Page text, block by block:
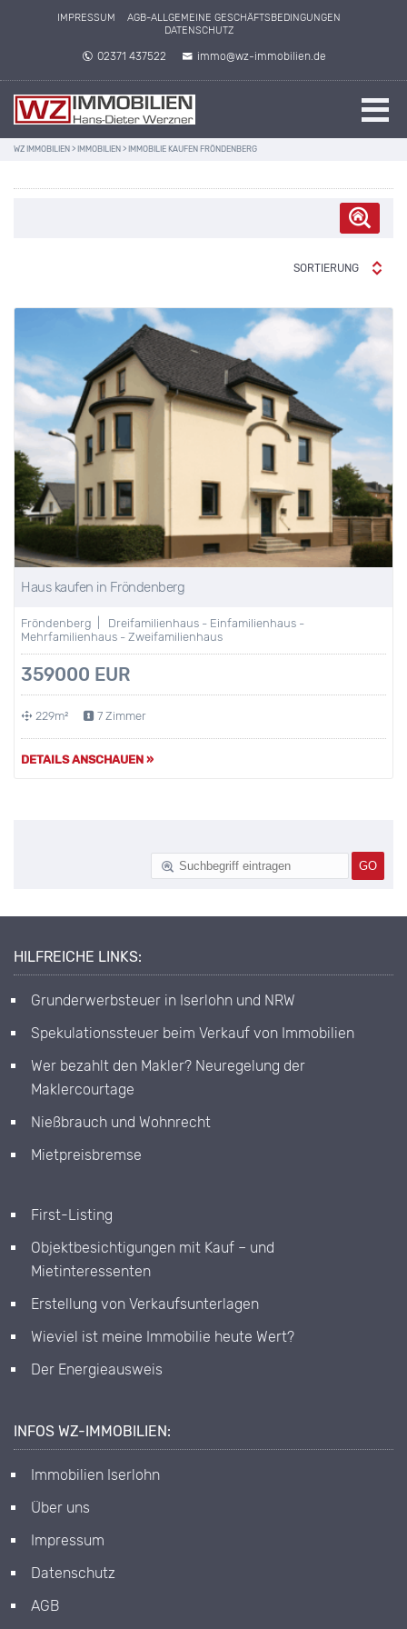
IMPRESSUM
AGB-ALLGEMEINE GESCHÄFTSBEDINGUNGEN
DATENSCHUTZ
02371 437522 immo@wz-immobilien.de
WZ IMMOBILIEN > IMMOBILIEN > IMMOBILIE KAUFEN FRÖNDENBERG
SORTIERUNG
Haus kaufen in Fröndenberg
Fröndenberg | Dreifamilienhaus - Einfamilienhaus -
Mehrfamilienhaus - Zweifamilienhaus
359000 EUR
229m² 7 Zimmer
DETAILS ANSCHAUEN »
HILFREICHE LINKS:
Grunderwerbsteuer in Iserlohn und NRW
Spekulationssteuer beim Verkauf von Immobilien
Wer bezahlt den Makler? Neuregelung der
Maklercourtage
Nießbrauch und Wohnrecht
Mietpreisbremse
First-Listing
Objektbesichtigungen mit Kauf – und
Mietinteressenten
Erstellung von Verkaufsunterlagen
Wieviel ist meine Immobilie heute Wert?
Der Energieausweis
INFOS WZ-IMMOBILIEN:
Immobilien Iserlohn
Über uns
Impressum
Datenschutz
AGB